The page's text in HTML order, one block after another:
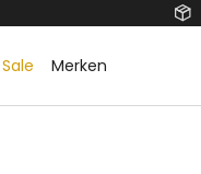
Sale Merken